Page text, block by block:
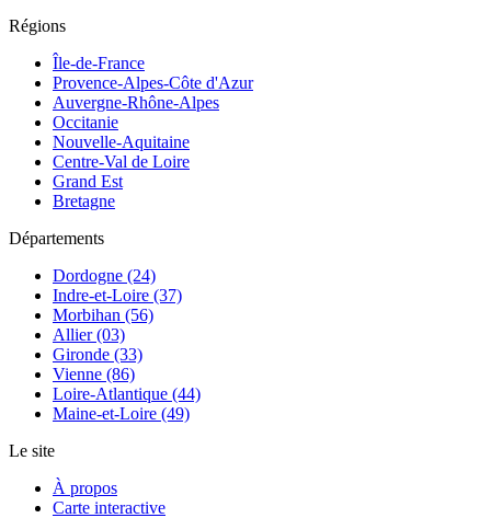
Régions
Île-de-France
Provence-Alpes-Côte d'Azur
Auvergne-Rhône-Alpes
Occitanie
Nouvelle-Aquitaine
Centre-Val de Loire
Grand Est
Bretagne
Départements
Dordogne (24)
Indre-et-Loire (37)
Morbihan (56)
Allier (03)
Gironde (33)
Vienne (86)
Loire-Atlantique (44)
Maine-et-Loire (49)
Le site
À propos
Carte interactive